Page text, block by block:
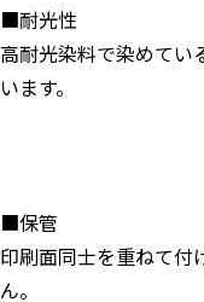
■耐光性
高耐光染料で染めてい
います。
■保管
印刷面同士を重ねて付
ん。